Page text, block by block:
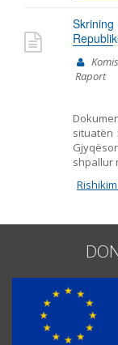
Skrining
Raport
situatën
shpallur